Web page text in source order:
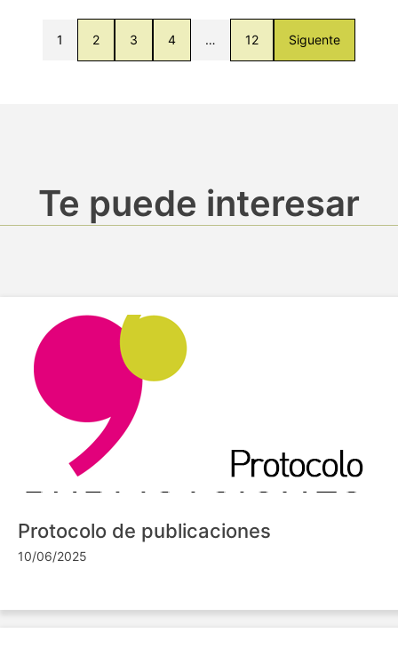
1 2 3 4 … 12 Siguente
Te puede interesar
Protocolo de publicaciones
10/06/2025